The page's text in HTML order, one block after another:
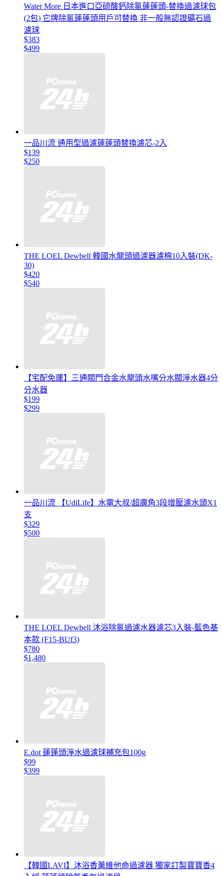
Water More 日本進口亞硫酸鈣除氯蓮蓬頭-替換過濾球包
(2包) 它牌除氯蓮蓬頭用戶可替換 非一般無認證礦石過
濾球
$383
$499
一品川流 通用型過濾蓮蓬頭替換濾芯-2入
$139
$250
THE LOEL Dewbell 韓國水龍頭過濾器濾棉10入裝(DK-
30)
$420
$540
【宅配免運】三通閥門合金水龍頭水嘴分水閥淨水器4分
分水器
$199
$299
一品川流 【UdiLife】水電大叔/超廣角3段增壓濾水頭X1
支
$329
$500
THE LOEL Dewbell 沐浴除氯過濾水器濾芯3入裝-藍色基
本款 (F15-BUf3)
$780
$1,480
E.dot 蓮蓬頭淨水過濾球補充包100g
$99
$399
【韓國LAVI】沐浴香薰維他命過濾器 獨家訂製寶寶香4